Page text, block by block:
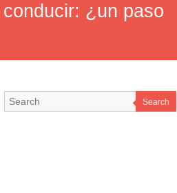
¿un paso
Search